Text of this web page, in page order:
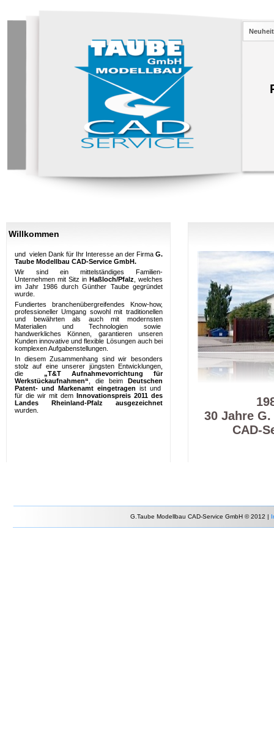
und vielen Dank für Ihr Interesse an der Firma G.
Taube Modellbau CAD-Service GmbH.
Wir sind ein mittelständiges Familien-
Unternehmen mit Sitz in Haßloch/Pfalz , welches
im Jahr 1986 durch Günther Taube gegründet
wurde.
Fundiertes branchenübergreifendes Know-how,
professioneller Umgang sowohl mit traditionellen
und bewährten als auch mit modernsten
Materialien und Technologien sowie
handwerkliches Können, garantieren unseren
Kunden innovative und flexible Lösungen auch bei
komplexen Aufgabenstellungen.
In diesem Zusammenhang sind wir besonders
stolz auf eine unserer jüngsten Entwicklungen,
die „T&T Aufnahmevorrichtung für
Werkstückaufnahmen“ , die beim Deutschen
Patent- und Markenamt eingetragen ist und
für die wir mit dem Innovationspreis 2011 des
Landes Rheinland-Pfalz ausgezeichnet
wurden.
Willkommen
30 Jahre
CAD-
G.Taube Modellbau CAD-Service GmbH © 2012 |